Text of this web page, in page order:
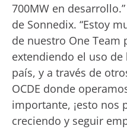
700MW en
de Sonnedix. “Estoy
de nuestro One Team
extendiendo el uso
país, y a través de
OCDE donde
importante, ¡esto nos
creciendo y seguir